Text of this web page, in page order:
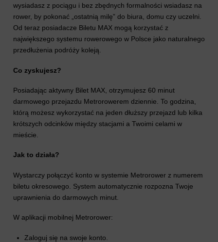
wysiadasz z pociągu i bez zbędnych formalności wsiadasz na
rower, by pokonać „ostatnią milę” do biura, domu czy uczelni.
Od teraz posiadacze Biletu MAX mogą korzystać z
największego systemu rowerowego w Polsce jako naturalnego
przedłużenia podróży koleją.
Co zyskujesz?
Posiadając aktywny Bilet MAX, otrzymujesz 60 minut
darmowego przejazdu Metrorowerem dziennie. To godzina,
którą możesz wykorzystać na jeden dłuższy przejazd lub kilka
krótszych odcinków między stacjami a Twoimi celami w
mieście.
Jak to działa?
Wystarczy połączyć konto w systemie Metrorower z numerem
biletu okresowego. System automatycznie rozpozna Twoje
uprawnienia do darmowych minut.
W aplikacji mobilnej Metrorower:
Zaloguj się na swoje konto.